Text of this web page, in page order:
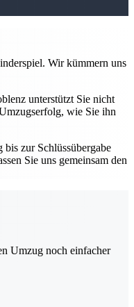
Wir kümmern uns
unterstützt Sie nicht
wie Sie ihn
zur Schlüssübergabe
Sie uns gemeinsam den
Umzug noch einfacher